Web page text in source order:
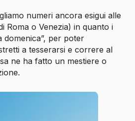
numeri ancora esigui alle
Roma o Venezia) in quanto i
domenica”, per poter
a tesserarsi e correre al
ne ha fatto un mestiere o